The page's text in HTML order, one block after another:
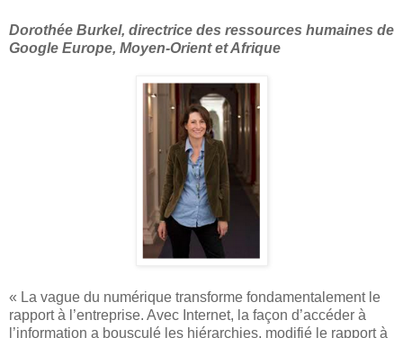
Dorothée Burkel, directrice des ressources humaines de
Google Europe, Moyen-Orient et Afrique
« La vague du numérique transforme fondamentalement le
rapport à l’entreprise. Avec Internet, la façon d’accéder à
l’information a bousculé les hiérarchies, modifié le rapport à